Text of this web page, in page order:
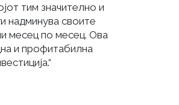
тим значително и
надминува своите
месец по месец. Ова
и профитабилна